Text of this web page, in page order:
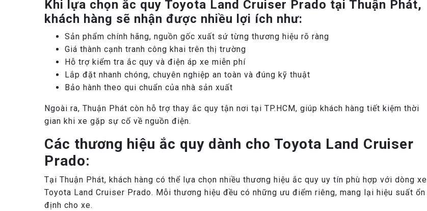
Khi lựa chọn ắc quy Toyota Land Cruiser Prado tại Thuận Phát,
khách hàng sẽ nhận được nhiều lợi ích như:
Sản phẩm chính hãng, nguồn gốc xuất sứ từng thương hiệu rõ ràng
Giá thành cạnh tranh công khai trên thị trường
Hỗ trợ kiểm tra ắc quy và điện áp xe miễn phí
Lắp đặt nhanh chóng, chuyên nghiệp an toàn và đúng kỹ thuật
Bảo hành theo qui chuẩn của nhà sản xuất
Ngoài ra, Thuận Phát còn hỗ trợ thay ắc quy tận nơi tại TP.HCM, giúp khách hàng tiết kiệm thời
gian khi xe gặp sự cố về nguồn điện.
Các thương hiệu ắc quy dành cho Toyota Land Cruiser
Prado:
Tại Thuận Phát, khách hàng có thể lựa chọn nhiều thương hiệu ắc quy uy tín phù hợp với dòng xe
Toyota Land Cruiser Prado. Mỗi thương hiệu đều có những ưu điểm riêng, mang lại hiệu suất ổn
định cho xe.